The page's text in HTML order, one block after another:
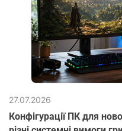
27.07.2026
Конфігурації ПК для